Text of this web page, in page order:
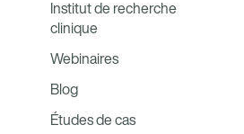
Institut de recherche
clinique
Webinaires
Blog
Études de cas